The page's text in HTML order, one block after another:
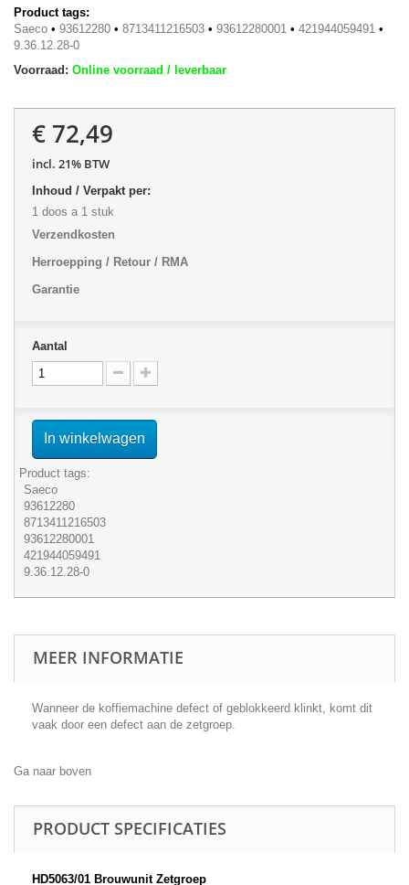
Product tags:
Saeco • 93612280 • 8713411216503 • 93612280001 • 421944059491 •
9.36.12.28-0
Voorraad: Online voorraad / leverbaar
€ 72,49
incl. 21% BTW
Inhoud / Verpakt per:
1 doos a 1 stuk
Verzendkosten
Herroepping / Retour / RMA
Garantie
Aantal
In winkelwagen
Product tags:
Saeco
93612280
8713411216503
93612280001
421944059491
9.36.12.28-0
MEER INFORMATIE
Wanneer de koffiemachine defect of geblokkeerd klinkt, komt dit
vaak door een defect aan de zetgroep.
Ga naar boven
PRODUCT SPECIFICATIES
HD5063/01 Brouwunit Zetgroep